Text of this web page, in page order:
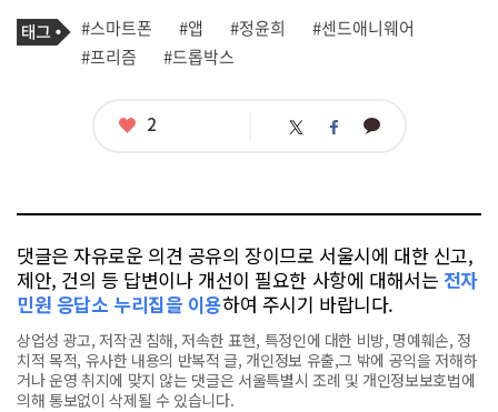
기
사
관
련
태
그
#스마트폰 #앱 #정윤희
#센드애니웨어
#프리즘
#드롭박스
좋
2 트 페 카
댓글은 자유로운 의견 공유의 장이므로 서울시에 대한 신고,
제안, 건의 등 답변이나 개선이 필요한 사항에 대해서는 전자
민원 응답소 누리집을 이용하여 주시기 바랍니다.
상업성 광고, 저작권 침해, 저속한 표현, 특정인에 대한 비방, 명예훼손, 정
치적 목적, 유사한 내용의 반복적 글, 개인정보 유출,그 밖에 공익을 저해하
거나 운영 취지에 맞지 않는 댓글은 서울특별시 조례 및 개인정보보호법에
의해 통보없이 삭제될 수 있습니다.